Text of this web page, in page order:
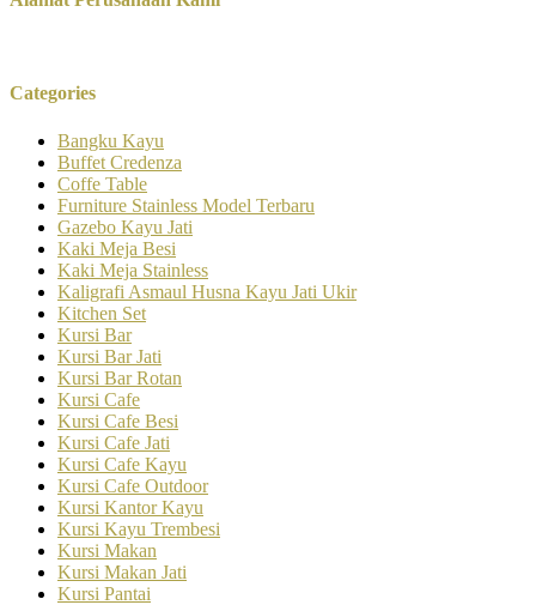
Categories
Bangku Kayu
Buffet Credenza
Coffe Table
Furniture Stainless Model Terbaru
Gazebo Kayu Jati
Kaki Meja Besi
Kaki Meja Stainless
Kaligrafi Asmaul Husna Kayu Jati Ukir
Kitchen Set
Kursi Bar
Kursi Bar Jati
Kursi Bar Rotan
Kursi Cafe
Kursi Cafe Besi
Kursi Cafe Jati
Kursi Cafe Kayu
Kursi Cafe Outdoor
Kursi Kantor Kayu
Kursi Kayu Trembesi
Kursi Makan
Kursi Makan Jati
Kursi Pantai